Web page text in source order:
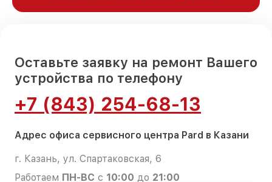
Оставьте заявку на ремонт Вашего
устройства по телефону
+7 (843) 254-68-13
Адрес офиса сервисного центра Pard в Казани
г. Казань, ул. Спартаковская, 6
Работаем ПН-ВС с 10:00 до 21:00